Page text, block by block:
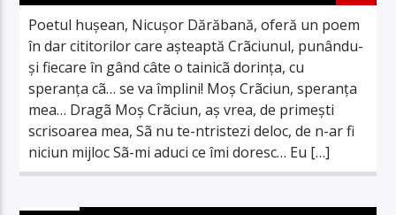
Poetul huşean, Nicușor Dărăbană, oferă un poem
în dar cititorilor care aşteaptă Crãciunul, punându-
şi fiecare în gând câte o tainicã dorinţa, cu
speranţa cã… se va împlini! Moş Crãciun, speranţa
mea… Dragã Moş Crãciun, aş vrea, de primeşti
scrisoarea mea, Sã nu te-ntristezi deloc, de n-ar fi
niciun mijloc Sã-mi aduci ce îmi doresc… Eu […]